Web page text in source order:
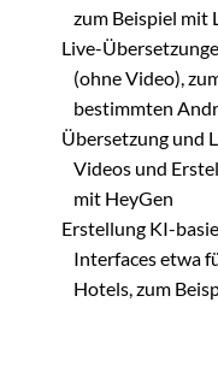
zum Beispiel mit
Live-
(ohne Video),
bestimmten
Übersetzung und
Videos und
mit HeyGen
Erstellung KI-
Interfaces etwa
Hotels, zum